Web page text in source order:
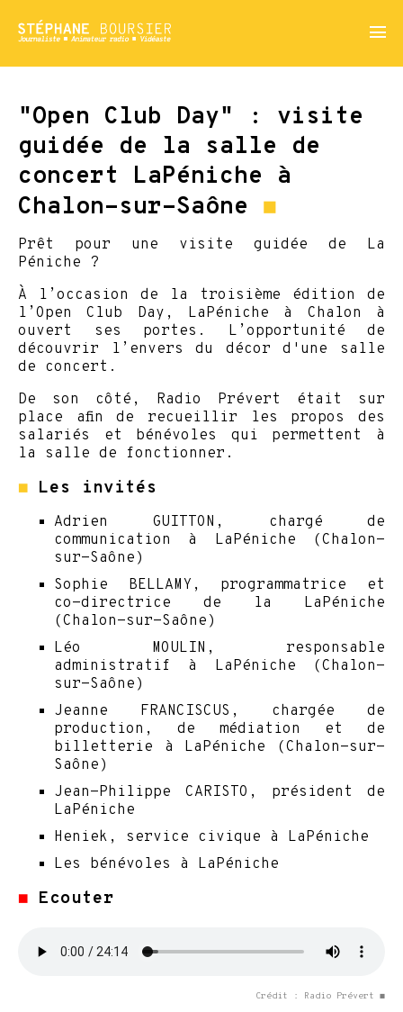
menu
"Open Club Day" : visite
guidée de la salle de
concert LaPéniche à
Chalon-sur-Saône ◼
Prêt pour une visite guidée de La
Péniche ?
À l’occasion de la troisième édition de
l’Open Club Day, LaPéniche à Chalon à
ouvert ses portes. L’opportunité de
découvrir l’envers du décor d'une salle
de concert.
De son côté, Radio Prévert était sur
place afin de recueillir les propos des
salariés et bénévoles qui permettent à
la salle de fonctionner.
◼ Les invités
Adrien GUITTON, chargé de
communication à LaPéniche (Chalon-
sur-Saône)
Sophie BELLAMY, programmatrice et
co-directrice de la LaPéniche
(Chalon-sur-Saône)
Léo MOULIN, responsable
administratif à LaPéniche (Chalon-
sur-Saône)
Jeanne FRANCISCUS, chargée de
production, de médiation et de
billetterie à LaPéniche (Chalon-sur-
Saône)
Jean-Philippe CARISTO, président de
LaPéniche
Heniek, service civique à LaPéniche
Les bénévoles à LaPéniche
◼ Ecouter
Crédit : Radio Prévert ◼